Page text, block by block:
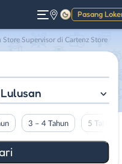
Pasang
Gelap
Store Supervisor di Cartenz Store
Lulusan
3 – 4 Tahun 5 Tahun